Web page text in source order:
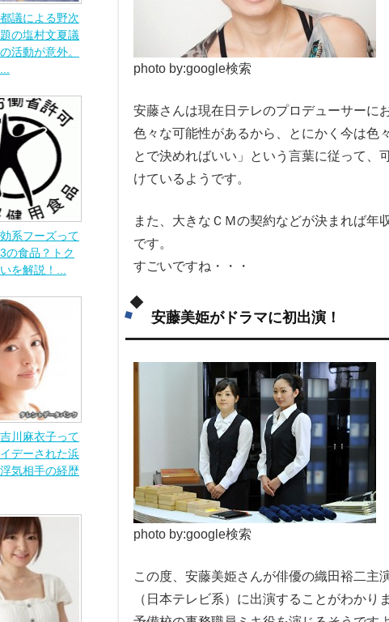
photo by:google検索
安藤さんは現在日テレのプロデューサーに
色々な可能性があるから、とにかく今は色
とで決めればいい」という言葉に従って、
けているようです。
また、大きなＣＭの契約などが決まれば年
です。
すごいですね・・・
安藤美姫がドラマに初出演！
photo by:google検索
この度、安藤美姫さんが俳優の織田裕二主
（日本テレビ系）に出演することがわかり
議による野次
の塩村文夏議
活動が意外。
系フーズって
の食品？トク
を解説！...
吉川麻衣子って
デーされた浜
気相手の経歴